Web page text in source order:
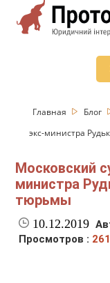
Главная Блог
экс-министра
Московский
министра
тюрьмы
10.12.2019
Просмотров :